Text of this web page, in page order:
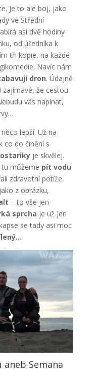
Je to ale boj, jako
ve Střední
asi dvě hodiny
od úředníka k
tři kopie, na každé
Navíc nám
dron. Údajně
zajímavé, že cestou
vás napínat,
lepší. Už na
co do činění s
je skvělej.
tu můžeme pít vodu
zdravotní potíže,
z obrázku,
– to vše jen
sprcha je už jen
se tady asi moc
Semana